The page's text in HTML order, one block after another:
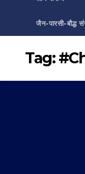
जैन-पारसी-बौद्ध
Tag: